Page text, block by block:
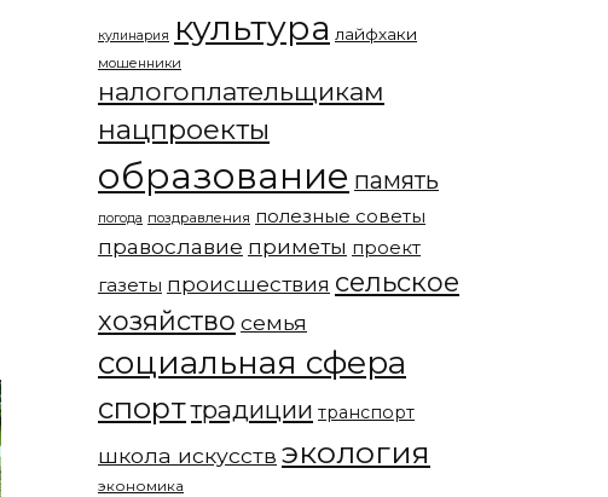
кулинария культура лайфхаки
мошенники
налогоплательщикам
нацпроекты
образование память
погода поздравления полезные советы
православие приметы проект
газеты происшествия сельское
хозяйство семья
социальная сфера
спорттрадиции транспорт
школа искусств экология
экономика